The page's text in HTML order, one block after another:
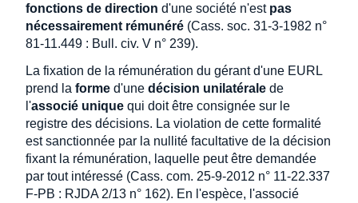
fonctions de direction d'une société n'est pas
nécessairement rémunéré (Cass. soc. 31-3-1982 n°
81-11.449 : Bull. civ. V n° 239).
La fixation de la rémunération du gérant d'une EURL
prend la forme d'une décision unilatérale de
l'associé unique qui doit être consignée sur le
registre des décisions. La violation de cette formalité
est sanctionnée par la nullité facultative de la décision
fixant la rémunération, laquelle peut être demandée
par tout intéressé (Cass. com. 25-9-2012 n° 11-22.337
F-PB : RJDA 2/13 n° 162). En l'espèce, l'associé